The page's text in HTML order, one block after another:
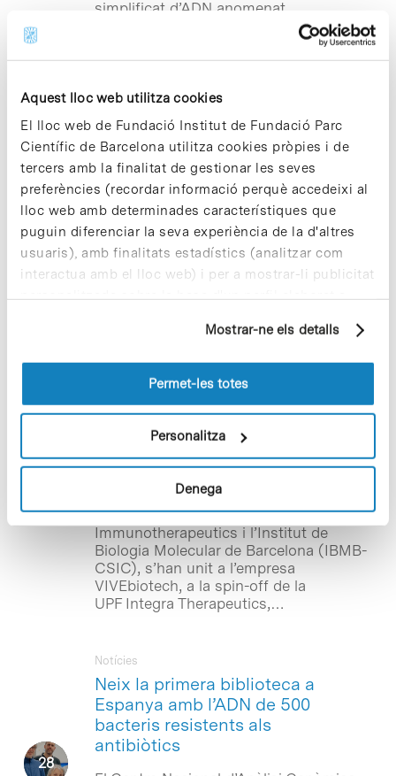
Aquest lloc web utilitza cookies
El lloc web de Fundació Institut de Fundació Parc
Científic de Barcelona utilitza cookies pròpies i de
tercers amb la finalitat de gestionar les seves
preferències (recordar informació perquè accedeixi al
lloc web amb determinades característiques que
puguin diferenciar la seva experiència de la d'altres
usuaris), amb finalitats estadístics (analitzar com
interactua amb el lloc web) i per a mostrar-li publicitat
personalitzada sobre la base d'un perfil elaborat a
pàgines visitades). Per a obtenir més informació sobre
les cookies pot consultar laPolítica de cookiesdel
Mostrar-ne els detalls
Permet-les totes
Personalitza
Denega
simplificat d’ADN anomenat
simulacions ràpides i precises de la
cromatina i facilita l’observació
Nova via per lluitar contra la
pèrdua de massa muscular a
l’envelliment
Un estudi coliderat pel Dr. Antonio
Zorzano, investigador de l’IRB Barcelona
amb seu al PCB, i el Dr. David
Farmàcia i Ciències de l’Alimentació
Onechain i l’IBMB-CSIC
dissenyarà proteïnes amb IA
per a teràpies avançades
Dues entitats de la comunitat del Parc
Científic de Barcelona, OneChain
Immunotherapeutics i l’Institut de
Biologia Molecular de Barcelona (IBMB-
CSIC), s’han unit a l’empresa
VIVEbiotech, a la spin-off de la
UPF Integra Therapeutics,…
Neix la primera biblioteca a
Espanya amb l’ADN de 500
bacteris resistents als
antibiòtics
Notícies